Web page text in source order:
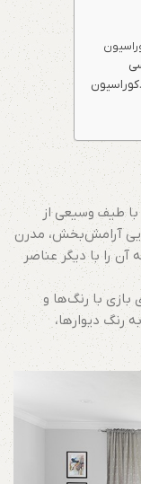
طیف وسیعی از
آرامش‌بخش، مدرن
را با دیگر عناصر
بازی با رنگ‌ها و
رنگ دیوارها،